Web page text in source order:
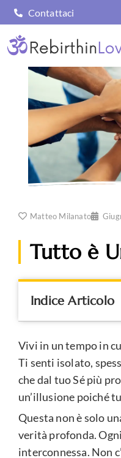
Contattaci
Matteo Milanato
Tutto è
Indice Articolo
Vivi in un tempo in
Ti senti isolato,
che dal tuo Sé più
un’illusione poiché
Questa non è solo
verità profonda.
interconnessa. Non